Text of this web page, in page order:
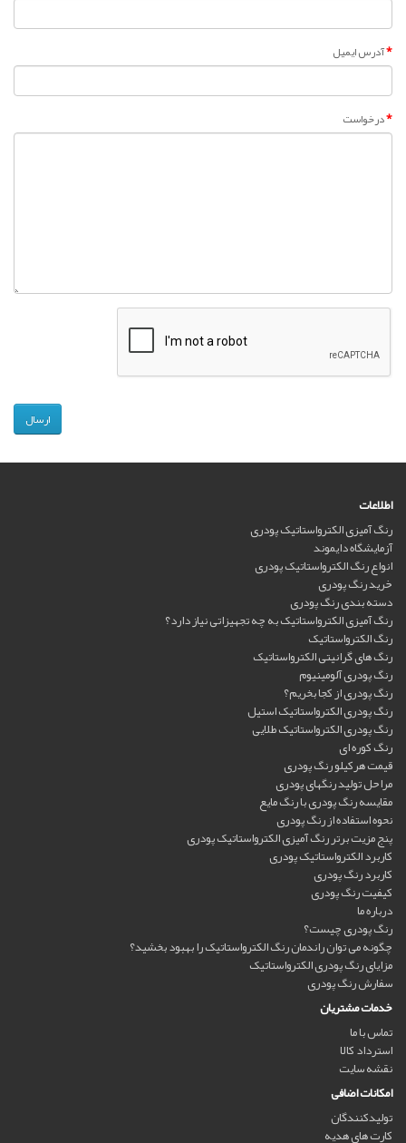
آدرس ایمیل
درخواست
اطلاعات
رنگ آمیزی الکترواستاتیک پودری
آزمایشگاه دایموند
انواع رنگ الکترواستاتیک پودری
خرید رنگ پودری
دسته بندی رنگ پودری
رنگ آمیزی الکترواستاتیک به چه تجهیزاتی نیاز دارد؟
رنگ الکترواستاتیک
رنگ های گرانیتی الکترواستاتیک
رنگ پودری آلومینیوم
رنگ پودری از کجا بخریم؟
رنگ پودری الکترواستاتیک استیل
رنگ پودری الکترواستاتیک طلایی
رنگ کوره ای
قیمت هرکیلو رنگ پودری
مراحل تولید رنگهای پودری
مقایسه رنگ پودری با رنگ مایع
نحوه استفاده از رنگ پودری
پنج مزیت برتر رنگ آمیزی الکترواستاتیک پودری
کاربرد الکترواستاتیک پودری
کاربرد رنگ پودری
کیفیت رنگ پودری
درباره ما
رنگ پودری چیست؟
چگونه می توان راندمان رنگ الکترواستاتیک را بهبود بخشید؟
مزایای رنگ پودری الکترواستاتیک
سفارش رنگ پودری
خدمات مشتریان
تماس با ما
استرداد کالا
نقشه سایت
امکانات اضافی
تولیدکنندگان
کارت های هدیه